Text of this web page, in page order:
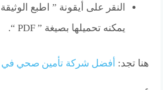
النقر على أيقونة ” اطبع
يمكنه تحميلها بصيغة ” PDF “.
هنا تجد: أفضل شركة تأمين صحي في